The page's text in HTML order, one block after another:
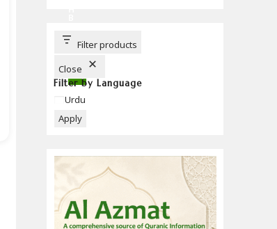
T
T
Filter products
Close
Filter by Language
Language
Urdu
Apply